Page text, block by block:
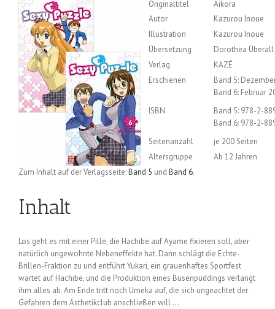
Originaltitel
Aikora
Autor
Kazurou Inoue
Illustration
Kazurou Inoue
Übersetzung
Dorothea Überall
Verlag
KAZÉ
Erschienen
Band 5:
Band 6: Februar
ISBN
Band 5: 978-2-
Band 6: 978-2-
Seitenanzahl
je 200 Seiten
Altersgruppe
Ab 12 Jahren
Zum Inhalt auf der Verlagsseite:Band 5 und Band 6.
Inhalt
Los geht es mit einer Pille, die Hachibe auf Ayame fixieren soll, aber
natürlich ungewohnte Nebeneffekte hat. Dann schlägt die Echte-
Brillen-Fraktion zu und entführt Yukari, ein grauenhaftes Sportfest
wartet auf Hachibe, und die Produktion eines Busenpuddings verlangt
ihm alles ab. Am Ende tritt noch Umeka auf, die sich ungeachtet der
Gefahren dem Ästhetikclub anschließen will …